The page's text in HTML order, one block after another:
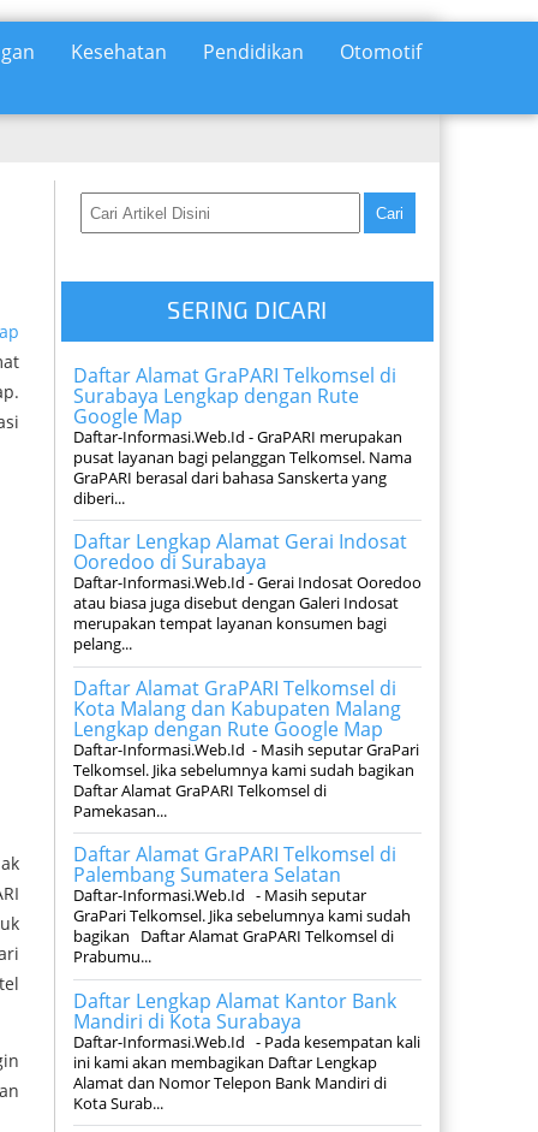
Kesehatan Pendidikan Otomotif
SERING DICARI
Daftar Alamat GraPARI Telkomsel di
Surabaya Lengkap dengan Rute
Google Map
Daftar-Informasi.Web.Id - GraPARI merupakan
pusat layanan bagi pelanggan Telkomsel. Nama
GraPARI berasal dari bahasa Sanskerta yang
diberi...
Daftar Lengkap Alamat Gerai Indosat
Ooredoo di Surabaya
Daftar-Informasi.Web.Id - Gerai Indosat Ooredoo
atau biasa juga disebut dengan Galeri Indosat
merupakan tempat layanan konsumen bagi
pelang...
Daftar Alamat GraPARI Telkomsel di
Kota Malang dan Kabupaten Malang
Lengkap dengan Rute Google Map
Daftar-Informasi.Web.Id - Masih seputar GraPari
Telkomsel. Jika sebelumnya kami sudah bagikan
Daftar Alamat GraPARI Telkomsel di
Pamekasan...
Daftar Alamat GraPARI Telkomsel di
Palembang Sumatera Selatan
Daftar-Informasi.Web.Id - Masih seputar
GraPari Telkomsel. Jika sebelumnya kami sudah
bagikan Daftar Alamat GraPARI Telkomsel di
Prabumu...
Daftar Lengkap Alamat Kantor Bank
Mandiri di Kota Surabaya
Daftar-Informasi.Web.Id - Pada kesempatan kali
ini kami akan membagikan Daftar Lengkap
Alamat dan Nomor Telepon Bank Mandiri di
Kota Surab...